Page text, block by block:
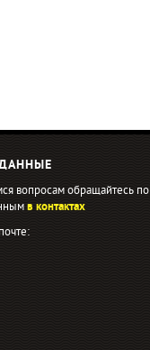
вопросам обращайтесь по
в контактах